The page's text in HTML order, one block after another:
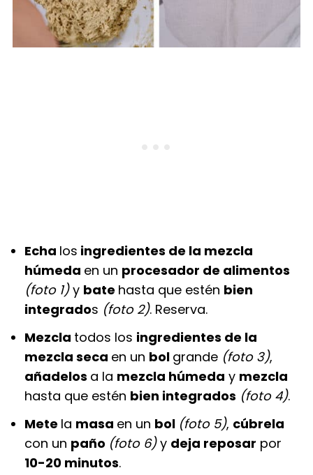
Echa los ingredientes de la mezcla
húmeda en un procesador de alimentos
(foto 1)y bate hasta que estén bien
integrados (foto 2). Reserva.
Mezcla todos los ingredientes de la
mezcla seca en un bol grande (foto 3),
añadelos a la mezcla húmeda y mezcla
hasta que estén bien integrados (foto 4).
Mete la masa en un bol (foto 5), cúbrela
con un paño (foto 6)y deja reposar por
10-20 minutos.